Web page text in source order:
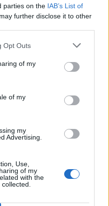
parties on the IAB’s List of
further disclose it to other
Opt Outs
of my
of my
my
Advertising.
Use,
of my
with the
што го мачи:
ДА СЕ СУДИ
ЗЛОСТРОСТВА НА
ОБЕДИНУВАЊЕ НА
МАКЕДОНСКИОТ
Скандалозна
вицепремиерот на
својата
ЛЕКАР, а потоа...